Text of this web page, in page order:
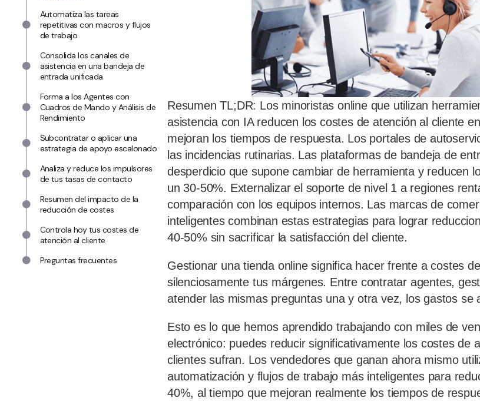
Automatiza las tareas
repetitivas con macros y flujos
de trabajo
Consolida los canales de
asistencia en una bandeja de
entrada unificada
Forma a los Agentes con
Cuadros de Mando y Análisis de
Rendimiento
Subcontratar o aplicar una
estrategia de apoyo escalonado
Analiza y reduce los impulsores
de tus tasas de contacto
Resumen del impacto de la
reducción de costes
Controla hoy tus costes de
atención al cliente
Preguntas frecuentes
Resumen TL;DR: Los minoristas online que utilizan
asistencia con IA reducen los costes de atención al cliente
mejoran los tiempos de respuesta. Los portales de
las incidencias rutinarias. Las plataformas de bandeja de
desperdicio que supone cambiar de herramienta y reducen
un 30-50%. Externalizar el soporte de nivel 1 a regiones
comparación con los equipos internos. Las marcas de
inteligentes combinan estas estrategias para lograr
40-50% sin sacrificar la satisfacción del cliente.
Gestionar una tienda online significa hacer frente a costes
silenciosamente tus márgenes. Entre contratar agentes,
atender las mismas preguntas una y otra vez, los gastos se
Esto es lo que hemos aprendido trabajando con miles de
electrónico: puedes reducir significativamente los costes de
clientes sufran. Los vendedores que ganan ahora mismo
automatización y flujos de trabajo más inteligentes para
40%, al tiempo que mejoran realmente los tiempos de